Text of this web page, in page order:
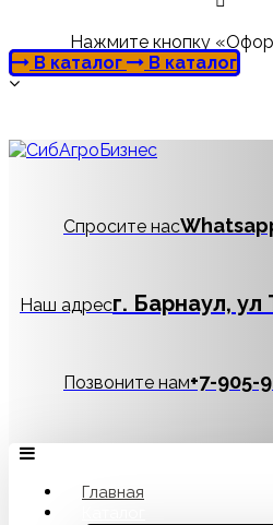
Нажмите кнопку
В каталог
В каталог
Спросите нас
Наш адресг. Барнаул, ул
Позвоните нам‪+7-905-
Главная